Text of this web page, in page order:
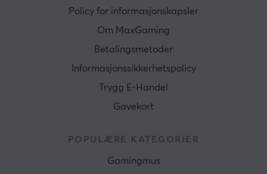
Policy for informasjonskapsler
Om MaxGaming
Betalingsmetoder
Informasjonssikkerhetspolicy
Trygg E-Handel
Gavekort
POPULÆRE KATEGORIER
Gamingmus